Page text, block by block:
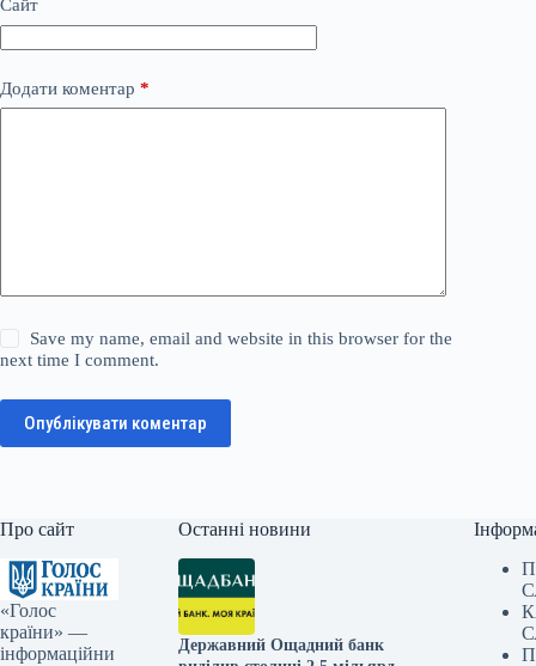
Сайт
Додати коментар *
Save my name, email and website in this browser for the
next time I comment.
Опублікувати коментар
Про сайт
«Голос
країни» —
інформаційни
Останні новини
Державний Ощадний банк